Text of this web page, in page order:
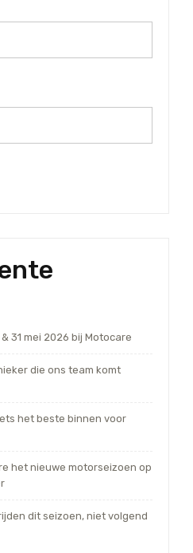
31 mei 2026 bij Motocare
die ons team komt
het beste binnen voor
het nieuwe motorseizoen op
dit seizoen, niet volgend